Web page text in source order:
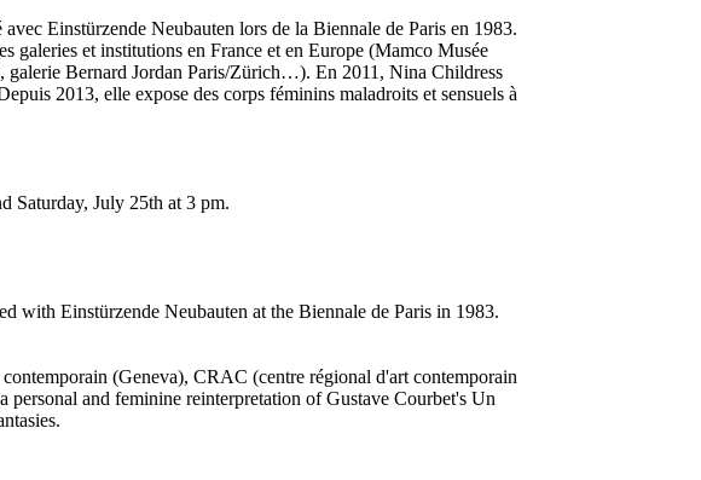
avec Einstürzende Neubauten lors de la Biennale de Paris en 1983.
galeries et institutions en France et en Europe (Mamco Musée
galerie Bernard Jordan Paris/Zürich…). En 2011, Nina Childress
2013, elle expose des corps féminins maladroits et sensuels à
Saturday, July 25th at 3 pm.
with Einstürzende Neubauten at the Biennale de Paris in 1983.
(Geneva), CRAC (centre régional d'art contemporain
and feminine reinterpretation of Gustave Courbet's Un